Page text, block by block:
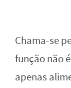
Chama-se
função não
apenas